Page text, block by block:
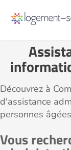
Découvrez à
d'assistance
personnes
Vous